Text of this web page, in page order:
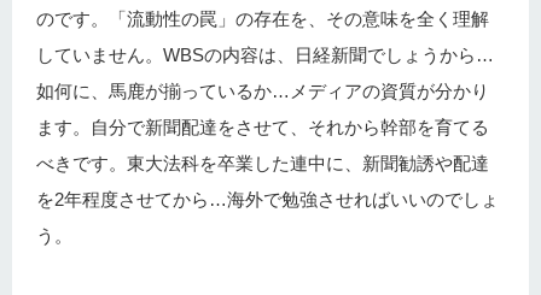
のです。「流動性の罠」の存在を、その意味を全く理解
していません。WBSの内容は、日経新聞でしょうから…
如何に、馬鹿が揃っているか…メディアの資質が分かり
ます。自分で新聞配達をさせて、それから幹部を育てる
べきです。東大法科を卒業した連中に、新聞勧誘や配達
を2年程度させてから…海外で勉強させればいいのでしょ
う。